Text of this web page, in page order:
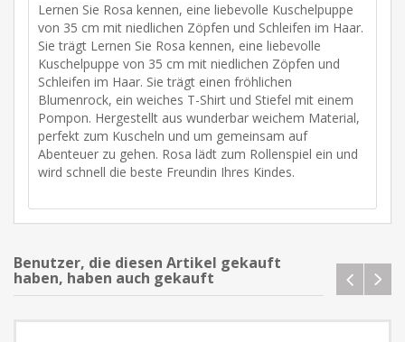
Lernen Sie Rosa kennen, eine liebevolle Kuschelpuppe
von 35 cm mit niedlichen Zöpfen und Schleifen im Haar.
Sie trägt Lernen Sie Rosa kennen, eine liebevolle
Kuschelpuppe von 35 cm mit niedlichen Zöpfen und
Schleifen im Haar. Sie trägt einen fröhlichen
Blumenrock, ein weiches T-Shirt und Stiefel mit einem
Pompon. Hergestellt aus wunderbar weichem Material,
perfekt zum Kuscheln und um gemeinsam auf
Abenteuer zu gehen. Rosa lädt zum Rollenspiel ein und
wird schnell die beste Freundin Ihres Kindes.
Benutzer, die diesen Artikel gekauft
haben, haben auch gekauft